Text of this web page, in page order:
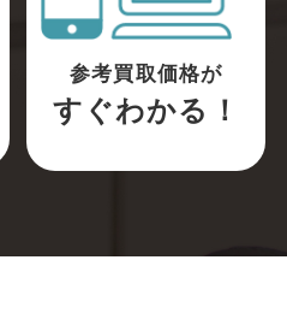
参考買取価格が
すぐわかる！